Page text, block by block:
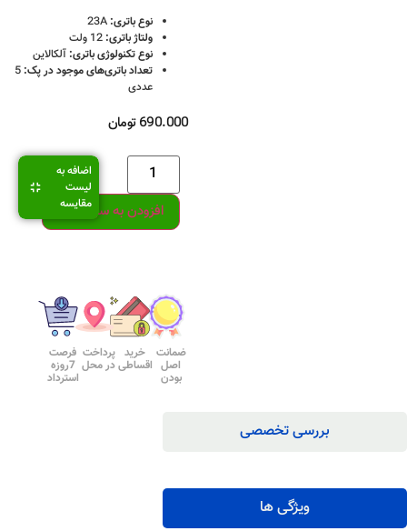
نوع باتری: 23A
ولتاژ باتری: 12 ولت
نوع تکنولوژی باتری: آلکالاین
تعداد باتری‌های موجود در پک: 5
عددی
690.000تومان
افزودن به سبد خرید
اضافه به
لیست
مقایسه
ضمانت
اصل
بودن
خرید
اقساطی
پرداخت
در محل
فرصت
7روزه
استرداد
بررسی تخصصی
ویژگی ها